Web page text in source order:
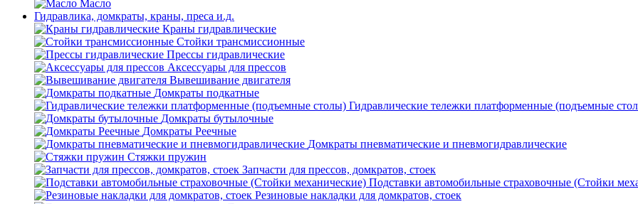
Масло
Гидравлика, домкраты, краны, преса и.д.
Краны гидравлические
Стойки трансмиссионные
Прессы гидравлические
Аксессуары для прессов
Вывешивание двигателя
Домкраты подкатные
Гидравлические тележки платформенные (подъемные
Домкраты бутылочные
Домкраты Реечные
Домкраты пневматические и пневмогидравлические
Стяжки пружин
Запчасти для прессов, домкратов, стоек
Подставки автомобильные страховочные (Стойки
Резиновые накладки для домкратов, стоек